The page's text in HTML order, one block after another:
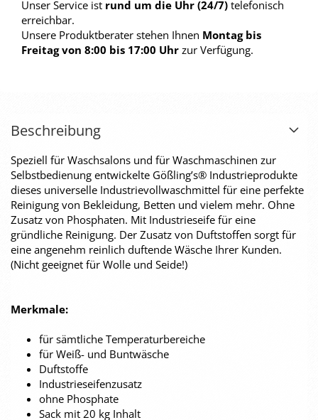
Unser Service ist rund um die Uhr (24/7) telefonisch
erreichbar.
Unsere Produktberater stehen Ihnen Montag bis
Freitag von 8:00 bis 17:00 Uhr zur Verfügung.
Beschreibung
Speziell für Waschsalons und für Waschmaschinen zur
Selbstbedienung entwickelte Gößling’s® Industrieprodukte
dieses universelle Industrievollwaschmittel für eine perfekte
Reinigung von Bekleidung, Betten und vielem mehr. Ohne
Zusatz von Phosphaten. Mit Industrieseife für eine
gründliche Reinigung. Der Zusatz von Duftstoffen sorgt für
eine angenehm reinlich duftende Wäsche Ihrer Kunden.
(Nicht geeignet für Wolle und Seide!)
Merkmale:
für sämtliche Temperaturbereiche
für Weiß- und Buntwäsche
Duftstoffe
Industrieseifenzusatz
ohne Phosphate
Sack mit 20 kg Inhalt